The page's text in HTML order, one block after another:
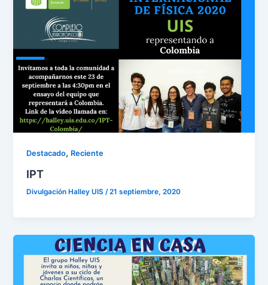
Destacado, Reciente
IPT
Divulgación Halley UIS/21 septiembre, 2020